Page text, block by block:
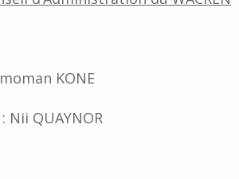
KONE
QUAYNOR